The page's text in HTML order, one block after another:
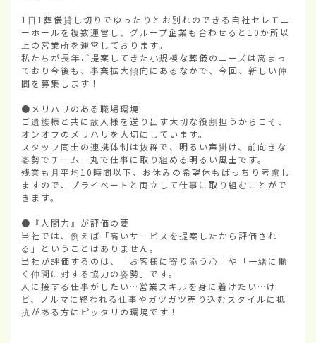
1日1葬儀貸し切りでゆったりとお別れのできる自社セレモニ
ーホールを複数運営し、グループ企業も合わせると10か所以
上の営業所を運営しております。
私たちが長年ご提案してきた小規模な葬儀のニーズは高まっ
ており今後も、事業拡大傾向にあるなかで、今回、新しい仲
間を募集します！
●メリハリのある職場環境
ご遺族様と共に故人様を送り出す大切な役割担うからこそ、
オンオフのメリハリを大切にしています。
スタッフ同士の連携体制は抜群で、明るい声掛け、前向きな
姿勢でチーム一丸で仕事に取り組める明るい風土です。
残業も月平均10時間以下、お休みの希望休もばっちり考慮し
ますので、プライベートと両立して仕事に取り組むことがで
きます。
●『人間力』が評価の要
当社では、例えば「高いサービスを提案したから評価され
る」ということはありません。
当社が評価するのは、「お客様に寄り添う心」や「一緒に働
く仲間に対する協力の姿勢」です。
人に接する仕事がしたい…営業スキルを身に着けたい…け
ど、ノルマに終われる仕事やガツガツ売り込むスタイルに抵
抗がある方にピッタリの環境です！